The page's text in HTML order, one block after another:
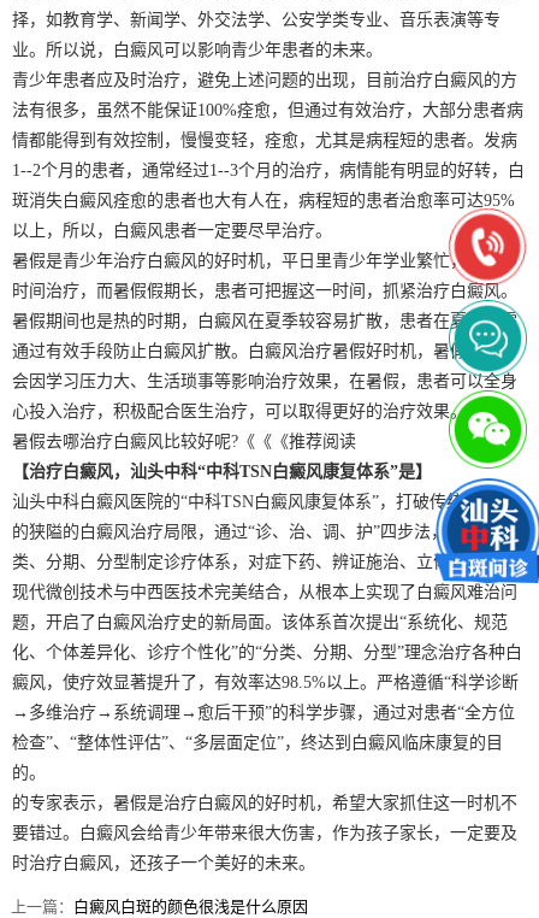
择，如教育学、新闻学、外交法学、公安学类专业、音乐表演等专
业。所以说，白癜风可以影响青少年患者的未来。
青少年患者应及时治疗，避免上述问题的出现，目前治疗白癜风的方
法有很多，虽然不能保证100%痊愈，但通过有效治疗，大部分患者病
情都能得到有效控制，慢慢变轻，痊愈，尤其是病程短的患者。发病
1--2个月的患者，通常经过1--3个月的治疗，病情能有明显的好转，白
斑消失白癜风痊愈的患者也大有人在，病程短的患者治愈率可达95%
以上，所以，白癜风患者一定要尽早治疗。
暑假是青少年治疗白癜风的好时机，平日里青少年学业繁忙，没足够
时间治疗，而暑假假期长，患者可把握这一时间，抓紧治疗白癜风。
暑假期间也是热的时期，白癜风在夏季较容易扩散，患者在夏季必需
通过有效手段防止白癜风扩散。白癜风治疗暑假好时机，暑假患者不
会因学习压力大、生活琐事等影响治疗效果，在暑假，患者可以全身
心投入治疗，积极配合医生治疗，可以取得更好的治疗效果。那么，
暑假去哪治疗白癜风比较好呢?《《《推荐阅读
【治疗白癜风，汕头中科“中科TSN白癜风康复体系”是】
汕头中科白癜风医院的“中科TSN白癜风康复体系”，打破传统意义上
的狭隘的白癜风治疗局限，通过“诊、治、调、护”四步法，科学的分
类、分期、分型制定诊疗体系，对症下药、辨证施治、立体治疗，以
现代微创技术与中西医技术完美结合，从根本上实现了白癜风难治问
题，开启了白癜风治疗史的新局面。该体系首次提出“系统化、规范
化、个体差异化、诊疗个性化”的“分类、分期、分型”理念治疗各种白
癜风，使疗效显著提升了，有效率达98.5%以上。严格遵循“科学诊断
→多维治疗→系统调理→愈后干预”的科学步骤，通过对患者“全方位
检查”、“整体性评估”、“多层面定位”，终达到白癜风临床康复的目
的。
的专家表示，暑假是治疗白癜风的好时机，希望大家抓住这一时机不
要错过。白癜风会给青少年带来很大伤害，作为孩子家长，一定要及
时治疗白癜风，还孩子一个美好的未来。
上一篇： 白癜风白斑的颜色很浅是什么原因